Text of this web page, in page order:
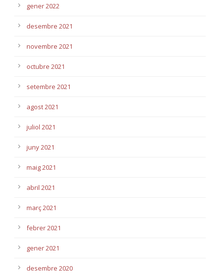
gener 2022
desembre 2021
novembre 2021
octubre 2021
setembre 2021
agost 2021
juliol 2021
juny 2021
maig 2021
abril 2021
març 2021
febrer 2021
gener 2021
desembre 2020